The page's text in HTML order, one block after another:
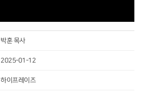
박훈 목사
2025-01-12
하이프레이즈